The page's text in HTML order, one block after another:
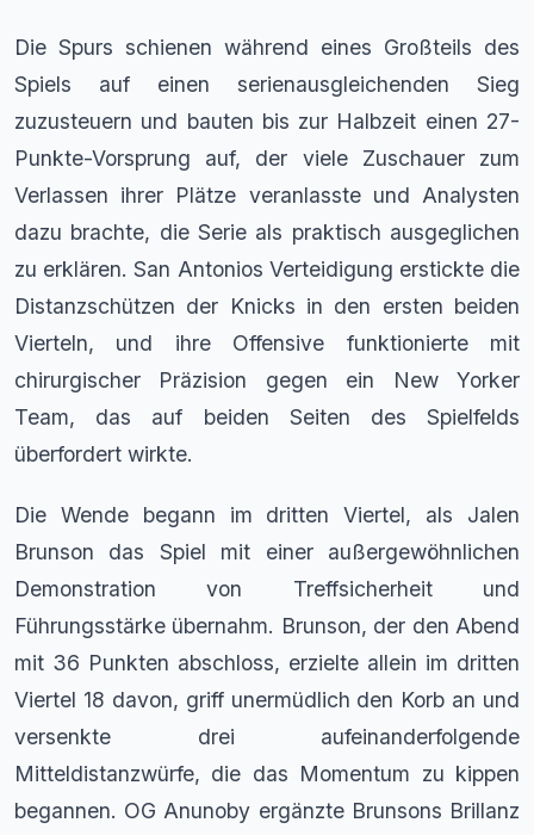
Die Spurs schienen während eines Großteils des
Spiels auf einen serienausgleichenden Sieg
zuzusteuern und bauten bis zur Halbzeit einen 27-
Punkte-Vorsprung auf, der viele Zuschauer zum
Verlassen ihrer Plätze veranlasste und Analysten
dazu brachte, die Serie als praktisch ausgeglichen
zu erklären. San Antonios Verteidigung erstickte die
Distanzschützen der Knicks in den ersten beiden
Vierteln, und ihre Offensive funktionierte mit
chirurgischer Präzision gegen ein New Yorker
Team, das auf beiden Seiten des Spielfelds
überfordert wirkte.
Die Wende begann im dritten Viertel, als Jalen
Brunson das Spiel mit einer außergewöhnlichen
Demonstration von Treffsicherheit und
Führungsstärke übernahm. Brunson, der den Abend
mit 36 Punkten abschloss, erzielte allein im dritten
Viertel 18 davon, griff unermüdlich den Korb an und
versenkte drei aufeinanderfolgende
Mitteldistanzwürfe, die das Momentum zu kippen
begannen. OG Anunoby ergänzte Brunsons Brillanz